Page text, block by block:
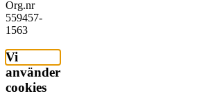
Org.nr
559457-
1563
Vi
använder
cookies